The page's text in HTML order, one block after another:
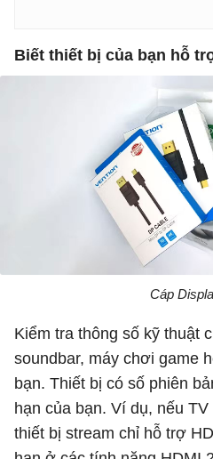
Biết thiết bị của bạn hỗ
Cáp
Kiểm tra thông số kỹ thuật
soundbar, máy chơi game
bạn. Thiết bị có số phiên
hạn của bạn. Ví dụ, nếu
thiết bị stream chỉ hỗ trợ